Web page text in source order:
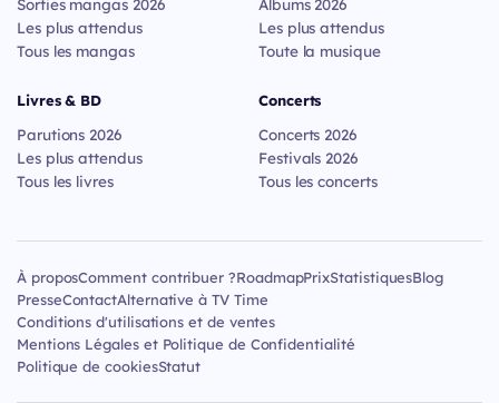
Les plus attendus
Tous les mangas
Livres & BD
Parutions 2026
Les plus attendus
Tous les livres
Les plus attendus
Toute la musique
Concerts
Concerts 2026
Festivals 2026
Tous les concerts
À proposComment contribuer ?RoadmapPrixStatistiquesBlog
PresseContactAlternative à TV Time
Conditions d'utilisations et de ventes
Mentions Légales et Politique de Confidentialité
Politique de cookiesStatut